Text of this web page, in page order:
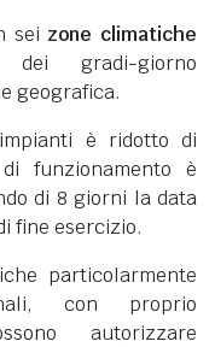
sei zone climatiche
gradi-giorno
geografica.
è ridotto di
funzionamento è
di 8 giorni la data
fine esercizio.
particolarmente
con proprio
autorizzare